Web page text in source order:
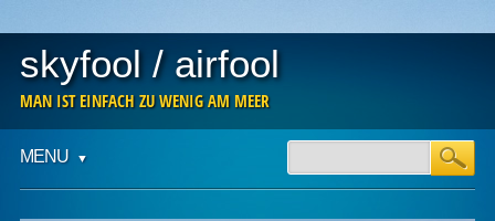
skyfool / airfool
MAN IST EINFACH ZU WENIG AM MEER
Main menu
content
MENU